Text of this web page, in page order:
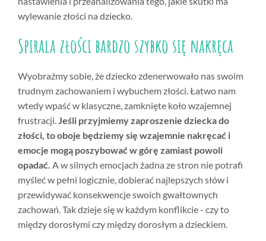
wylewanie złości na dziecko.
Spirala złości bardzo szybko się nakręca
Wyobraźmy sobie, że dziecko zdenerwowało nas swoim
trudnym zachowaniem i wybuchem złości. Łatwo nam
wtedy wpaść w klasyczne, zamknięte koło wzajemnej
frustracji.Jeśli przyjmiemy zaproszenie dziecka do
złości, to oboje będziemy się wzajemnie nakręcać i
emocje mogą poszybować w górę zamiast powoli
opadać. A w silnych emocjach żadna ze stron nie potrafi
myśleć w pełni logicznie, dobierać najlepszych słów i
przewidywać konsekwencje swoich gwałtownych
zachowań. Tak dzieje się w każdym konflikcie - czy to
między dorosłymi czy między dorosłym a dzieckiem.